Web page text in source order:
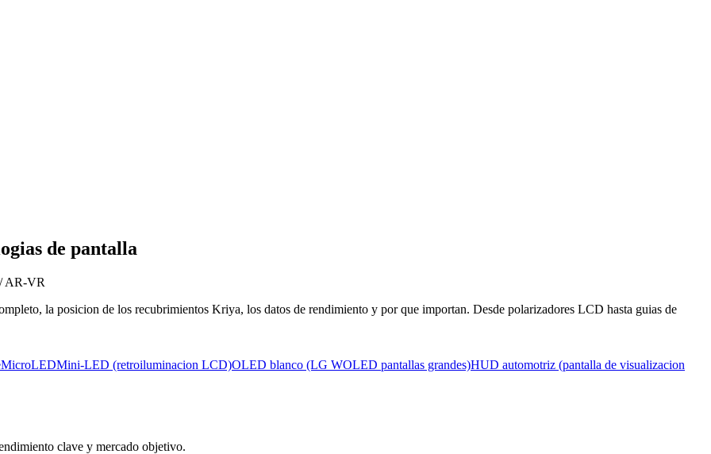
de pantalla
AR-VR
la posicion de los recubrimientos Kriya, los datos de rendimiento y por que importan. Desde polarizadores LCD hasta guias de
MicroLEDMini-LED (retroiluminacion LCD)OLED blanco (LG WOLED pantallas grandes)HUD automotriz (pantalla de visualizacion
clave y mercado objetivo.